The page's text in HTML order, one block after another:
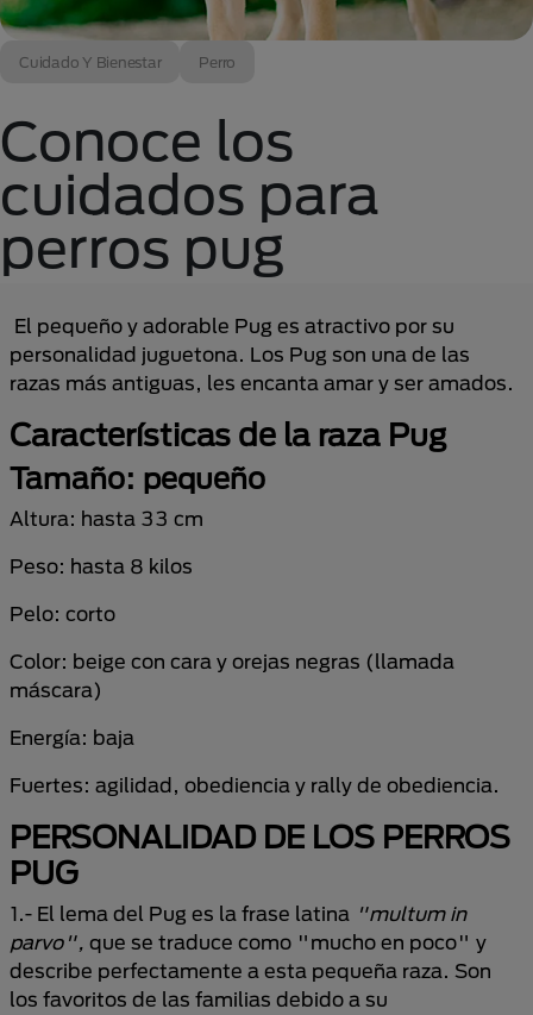
Cuidado Y Bienestar Perro
Conoce los
cuidados para
perros pug
El pequeño y adorable Pug es atractivo por su
personalidad juguetona. Los Pug son una de las
razas más antiguas, les encanta amar y ser amados.
Características de la raza Pug
Tamaño: pequeño
Altura: hasta 33 cm
Peso: hasta 8 kilos
Pelo: corto
Color: beige con cara y orejas negras (llamada
máscara)
Energía: baja
Fuertes: agilidad, obediencia y rally de obediencia.
PERSONALIDAD DE LOS PERROS
PUG
1.- El lema del Pug es la frase latina "multum in
parvo", que se traduce como "mucho en poco" y
describe perfectamente a esta pequeña raza. Son
los favoritos de las familias debido a su